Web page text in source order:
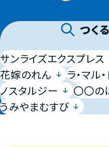
つく
サンライズエクスプレス
花嫁のれん
ラ・マル
ノスタルジー
〇〇の
うみやまむすび